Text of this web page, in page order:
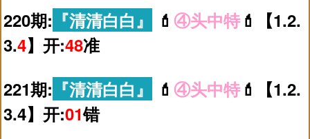
220期: 『清清白白』 💄 ④头中特💄【1.2.
3.4】开:48准
221期: 『清清白白』 💄 ④头中特💄【1.2.
3.4】开:01错